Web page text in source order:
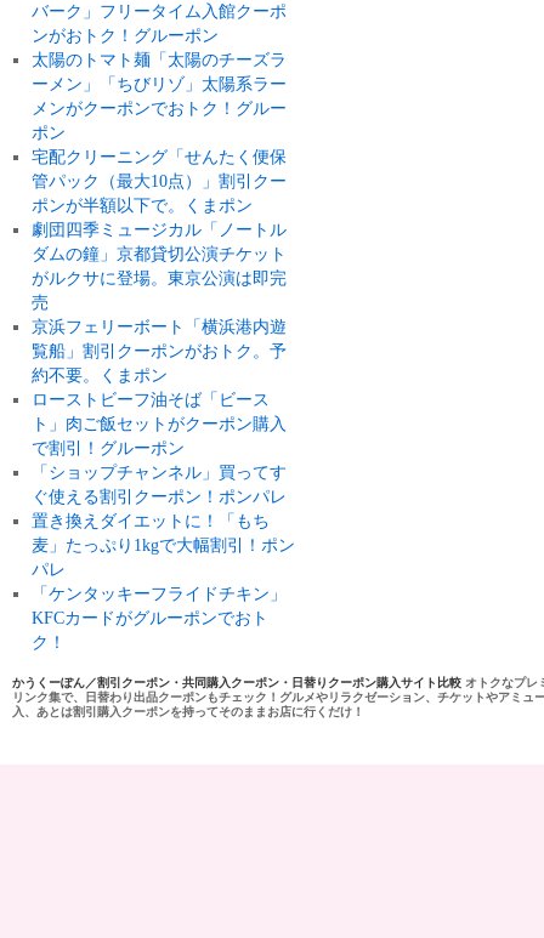
バーク」フリータイム入館クーポ
ンがおトク！グルーポン
太陽のトマト麺「太陽のチーズラ
ーメン」「ちびリゾ」太陽系ラー
メンがクーポンでおトク！グルー
ポン
宅配クリーニング「せんたく便保
管パック（最大10点）」割引クー
ポンが半額以下で。くまポン
劇団四季ミュージカル「ノートル
ダムの鐘」京都貸切公演チケット
がルクサに登場。東京公演は即完
売
京浜フェリーボート「横浜港内遊
覧船」割引クーポンがおトク。予
約不要。くまポン
ローストビーフ油そば「ビース
ト」肉ご飯セットがクーポン購入
で割引！グルーポン
「ショップチャンネル」買ってす
ぐ使える割引クーポン！ポンパレ
置き換えダイエットに！「もち
麦」たっぷり1kgで大幅割引！ポン
パレ
「ケンタッキーフライドチキン」
KFCカードがグルーポンでおト
ク！
かうくーぽん／割引クーポン・共同購入クーポン・日替りクーポン購入サイト比較 オトクなプレ
リンク集で、日替わり出品クーポンもチェック！グルメやリラクゼーション、チケットやアミ
入、あとは割引購入クーポンを持ってそのままお店に行くだけ！